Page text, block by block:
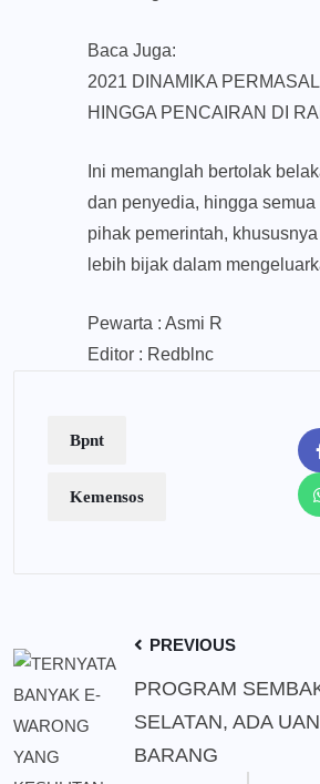
Baca Juga:
2021 DINAMIKA
HINGGA PENCAIRAN DI
Ini memanglah bertolak
dan penyedia, hingga
pihak pemerintah,
lebih bijak dalam
Pewarta : Asmi R
Editor : Redblnc
Bpnt
Kemensos
PREVIOUS
PROGRAM
SELATAN, ADA
BARANG